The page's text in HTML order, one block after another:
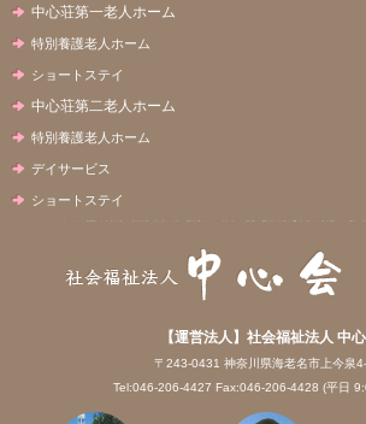
中心荘第一老人ホーム
特別養護老人ホーム
ショートステイ
中心荘第二老人ホーム
特別養護老人ホーム
デイサービス
ショートステイ
【運営法人】社会福祉法人 中
〒243-0431 神奈川県海老名市上今泉
Tel:046-206-4427 Fax:046-206-4428 (平日